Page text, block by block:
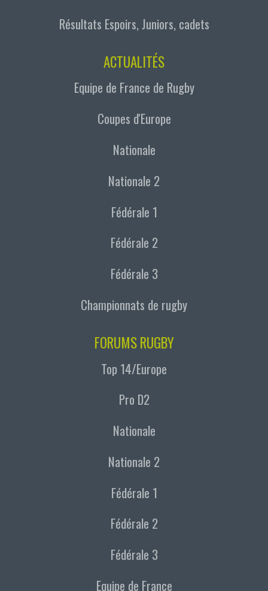
Résultats Espoirs, Juniors, cadets
ACTUALITÉS
Equipe de France de Rugby
Coupes d'Europe
Nationale
Nationale 2
Fédérale 1
Fédérale 2
Fédérale 3
Championnats de rugby
FORUMS RUGBY
Top 14/Europe
Pro D2
Nationale
Nationale 2
Fédérale 1
Fédérale 2
Fédérale 3
Equipe de France